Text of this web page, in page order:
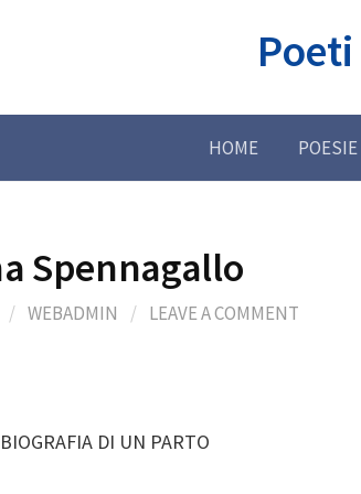
HOME
Spennagallo
/ WEBADMIN / LEAVE A COMMENT
DI UN PARTO